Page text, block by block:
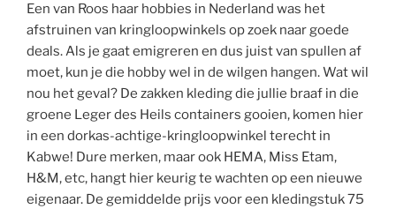
Een van Roos haar hobbies in Nederland was het
afstruinen van kringloopwinkels op zoek naar goede
deals. Als je gaat emigreren en dus juist van spullen af
moet, kun je die hobby wel in de wilgen hangen. Wat wil
nou het geval? De zakken kleding die jullie braaf in die
groene Leger des Heils containers gooien, komen hier
in een dorkas-achtige-kringloopwinkel terecht in
Kabwe! Dure merken, maar ook HEMA, Miss Etam,
H&M, etc, hangt hier keurig te wachten op een nieuwe
eigenaar. De gemiddelde prijs voor een kledingstuk 75